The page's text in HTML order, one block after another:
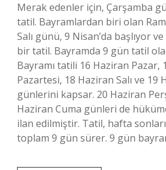
Merak edenler için, Çarşamba
tatil. Bayramlardan biri olan
Salı günü, 9 Nisan’da başlıyor
bir tatil. Bayramda 9 gün tatil
Bayramı tatili 16 Haziran Pazar,
Pazartesi, 18 Haziran Salı ve 19
günlerini kapsar. 20 Haziran
Haziran Cuma günleri de
ilan edilmiştir. Tatil, hafta
toplam 9 gün sürer. 9 gün